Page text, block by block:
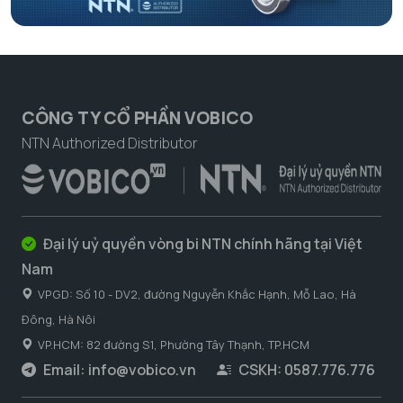
CÔNG TY CỔ PHẦN VOBICO
NTN Authorized Distributor
Đại lý uỷ quyền vòng bi NTN chính hãng tại Việt
Nam
VPGD: Số 10 - DV2, đường Nguyễn Khắc Hạnh, Mỗ Lao, Hà
Đông, Hà Nôi
VP.HCM: 82 đường S1, Phường Tây Thạnh, TP.HCM
Email: info@vobico.vn CSKH: 0587.776.776